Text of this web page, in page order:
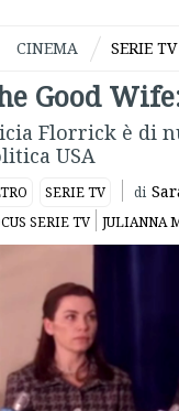
CINEMA SERIE TV
Good
Florrick è di
USA
SERIE TV di
SERIE TV JULIANNA